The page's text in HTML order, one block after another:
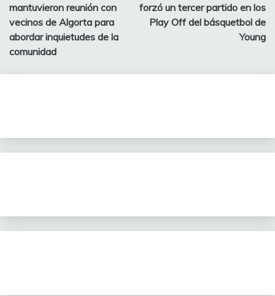
entradas
mantuvieron reunión con
vecinos de Algorta para
abordar inquietudes de la
comunidad
forzó un tercer partido en los
Play Off del básquetbol de
Young